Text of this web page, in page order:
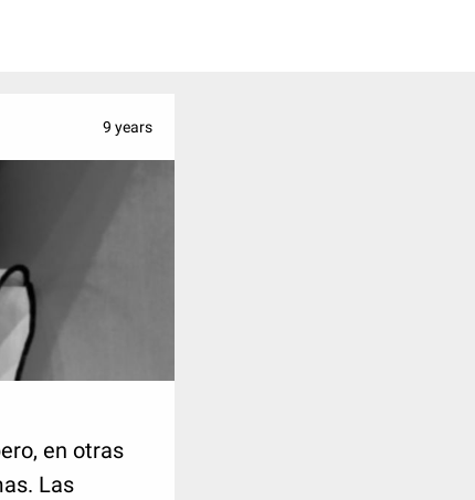
9 years
en otras
Las